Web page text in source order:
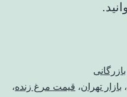
بازرگانی
، بازار تهران، قیمت مرغ زنده،